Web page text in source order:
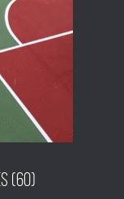
(60)